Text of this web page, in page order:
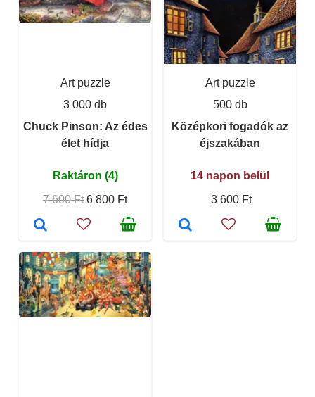
Art puzzle
3 000 db
Chuck Pinson: Az édes
élet hídja
Raktáron (4)
7 600 Ft 6 800 Ft
Art puzzle
500 db
Középkori fogadók az
éjszakában
14 napon belül
3 600 Ft